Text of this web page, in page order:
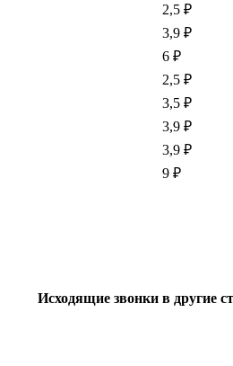
2,5 ₽
3,9 ₽
6 ₽
2,5 ₽
3,5 ₽
3,9 ₽
3,9 ₽
9 ₽
Исходящие звонки в другие